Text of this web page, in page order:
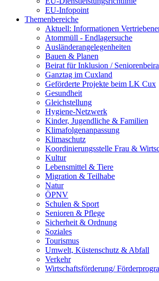
EU-Infopoint
Themenbereiche
Aktuell: Informationen
Atommüll - Endlagersuche
Ausländerangelegenheiten
Bauen & Planen
Beirat für Inklusion /
Ganztag im Cuxland
Geförderte Projekte beim LK Cux
Gesundheit
Gleichstellung
Hygiene-Netzwerk
Kinder, Jugendliche & Familien
Klimafolgenanpassung
Klimaschutz
Koordinierungsstelle Frau &
Kultur
Lebensmittel & Tiere
Migration & Teilhabe
Natur
ÖPNV
Schulen & Sport
Senioren & Pflege
Sicherheit & Ordnung
Soziales
Tourismus
Umwelt, Küstenschutz & Abfall
Verkehr
Wirtschaftsförderung/